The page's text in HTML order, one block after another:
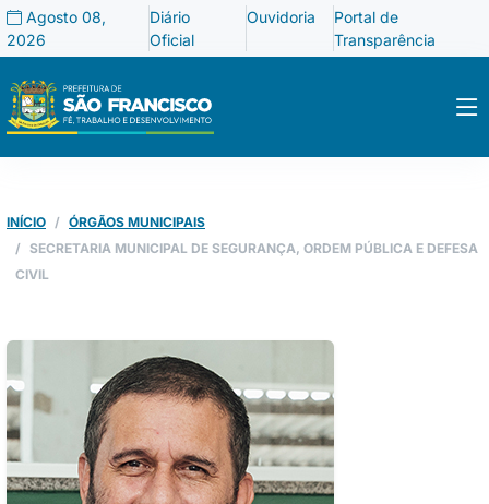
Agosto 08,
2026
Diário
Oficial
Ouvidoria
Portal de
Transparência
INÍCIO
ÓRGÃOS MUNICIPAIS
SECRETARIA MUNICIPAL DE SEGURANÇA, ORDEM PÚBLICA E DEFESA
CIVIL